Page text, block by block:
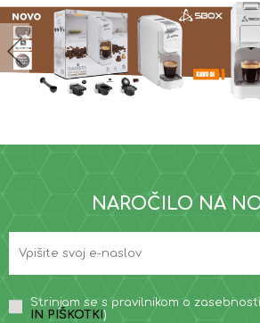
NAROČILO NA
Strinjam se s pravilnikom o
IN PIŠKOTKI )